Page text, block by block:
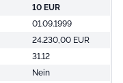
10 EUR
01.09.1999
24.230,00 EUR
31.12
Nein